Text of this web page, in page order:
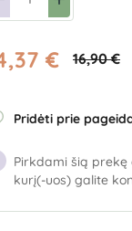
€ 16,90 €
Pridėti prie
Pirkdami šią
kurį(-uos) galite